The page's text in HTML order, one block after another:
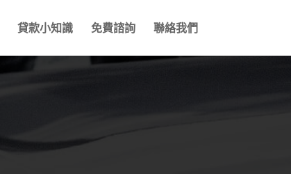
貸款小知識 免費諮詢 聯絡我們